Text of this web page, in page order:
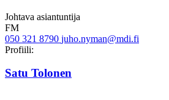
Johtava asiantuntija
FM
050 321 8790 juho.nyman@mdi.fi
Profiili:
Satu Tolonen